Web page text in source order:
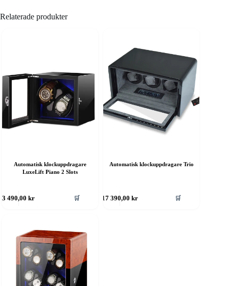
Relaterade produkter
Automatisk klockuppdragare
LuxeLift Piano 2 Slots
3 490,00kr 🛒
Automatisk klockuppdragare Trio
17 390,00 kr 🛒